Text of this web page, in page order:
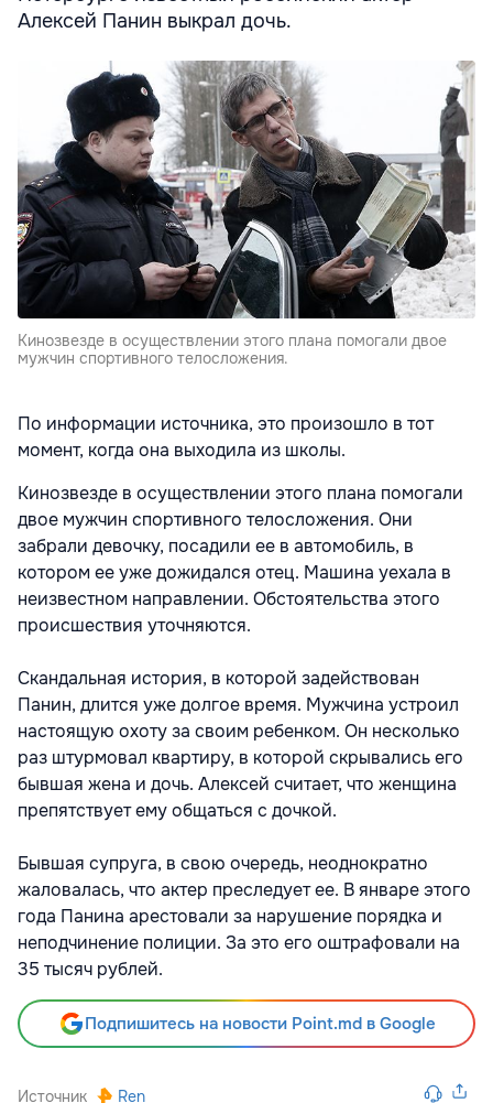
Алексей Панин выкрал дочь.
Кинозвезде в осуществлении этого плана помогали двое
мужчин спортивного телосложения.
По информации источника, это произошло в тот
момент, когда она выходила из школы.
Кинозвезде в осуществлении этого плана помогали
двое мужчин спортивного телосложения. Они
забрали девочку, посадили ее в автомобиль, в
котором ее уже дожидался отец. Машина уехала в
неизвестном направлении. Обстоятельства этого
происшествия уточняются.
Скандальная история, в которой задействован
Панин, длится уже долгое время. Мужчина устроил
настоящую охоту за своим ребенком. Он несколько
раз штурмовал квартиру, в которой скрывались его
бывшая жена и дочь. Алексей считает, что женщина
препятствует ему общаться с дочкой.
Бывшая супруга, в свою очередь, неоднократно
жаловалась, что актер преследует ее. В январе этого
года Панина арестовали за нарушение порядка и
неподчинение полиции. За это его оштрафовали на
35 тысяч рублей.
Подпишитесь на новости Point.md в Google
Источник Ren